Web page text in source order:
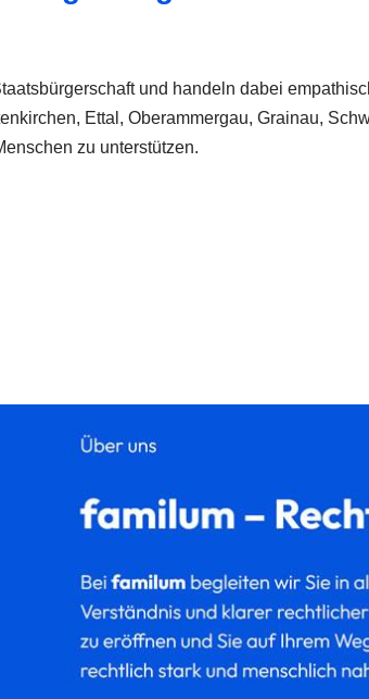
und handeln dabei
Ettal, Oberammergau, Grainau,
zu unterstützen.